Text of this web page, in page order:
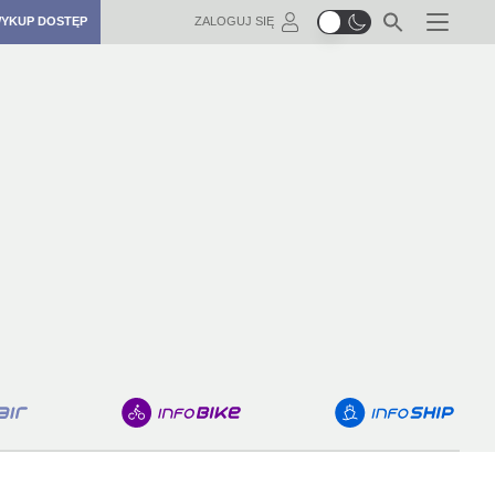
DOSTĘP ZALOGUJ SIĘ Menu